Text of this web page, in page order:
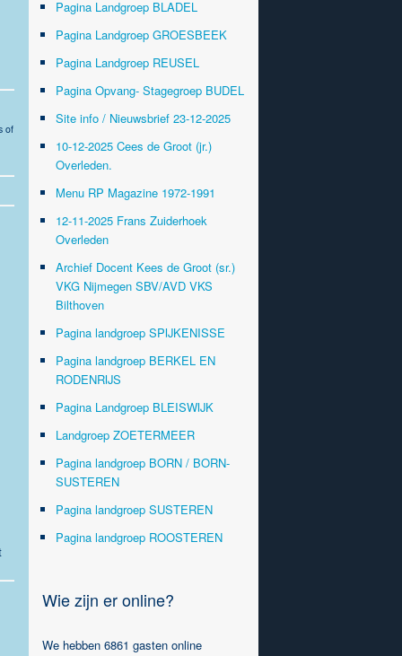
of
Pagina Landgroep BLADEL
Pagina Landgroep GROESBEEK
Pagina Landgroep REUSEL
Pagina Opvang- Stagegroep BUDEL
Site info / Nieuwsbrief 23-12-2025
10-12-2025 Cees de Groot (jr.)
Overleden.
Menu RP Magazine 1972-1991
12-11-2025 Frans Zuiderhoek
Overleden
Archief Docent Kees de Groot (sr.)
VKG Nijmegen SBV/AVD VKS
Bilthoven
Pagina landgroep SPIJKENISSE
Pagina landgroep BERKEL EN
RODENRIJS
Pagina Landgroep BLEISWIJK
Landgroep ZOETERMEER
Pagina landgroep BORN / BORN-
SUSTEREN
Pagina landgroep SUSTEREN
Pagina landgroep ROOSTEREN
Wie zijn er online?
We hebben 6861 gasten online